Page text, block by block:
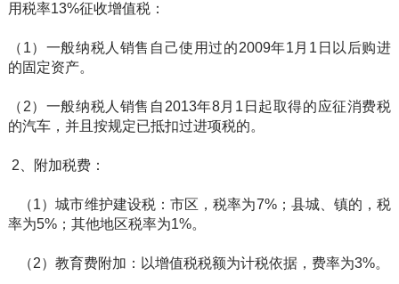
用税率13%征收增值税：
（1）一般纳税人销售自己使用过的2009年1月1日以后购进
的固定资产。
（2）一般纳税人销售自2013年8月1日起取得的应征消费税
的汽车，并且按规定已抵扣过进项税的。
2、附加税费：
（1）城市维护建设税：市区，税率为7%；县城、镇的，税
率为5%；其他地区税率为1%。
（2）教育费附加：以增值税税额为计税依据，费率为3%。